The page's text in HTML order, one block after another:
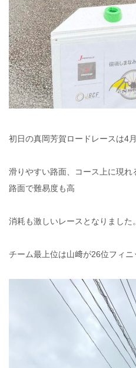
初日の真岡芳賀ロードレースは4
滑りやすい路面、
コース上に現れ
路面で難易度も高
消耗も激しいレースとなりました。
チーム最上位は山﨑が26位フィニ